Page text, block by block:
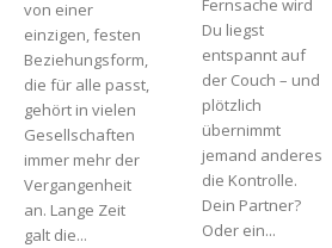
von einer
einzigen, festen
Beziehungsform,
die für alle passt,
gehört in vielen
Gesellschaften
immer mehr der
Vergangenheit
an. Lange Zeit
galt die...
Fernsache wird
Du liegst
entspannt auf
der Couch – und
plötzlich
übernimmt
jemand anderes
die Kontrolle.
Dein Partner?
Oder ein...